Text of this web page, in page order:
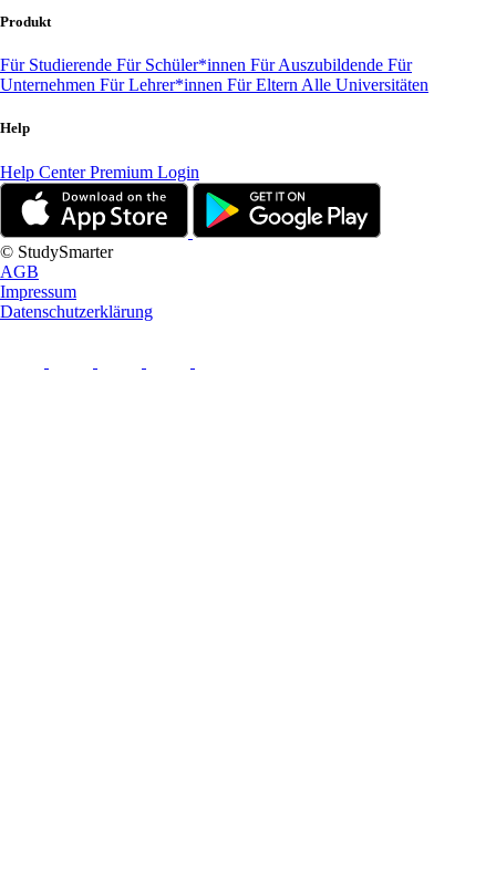
Produkt
Für Studierende Für Schüler*innen Für Auszubildende Für
Unternehmen Für Lehrer*innen Für Eltern Alle Universitäten
Help
Help CenterPremium Login
© StudySmarter
AGB
Impressum
Datenschutzerklärung